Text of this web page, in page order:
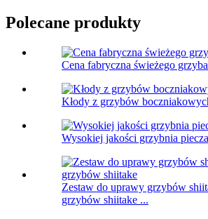
Polecane produkty
Cena fabryczna świeżego
Kłody z grzybów
Wysokiej jakości grzybnia
Zestaw do uprawy grzybów
grzybów shiitake ...